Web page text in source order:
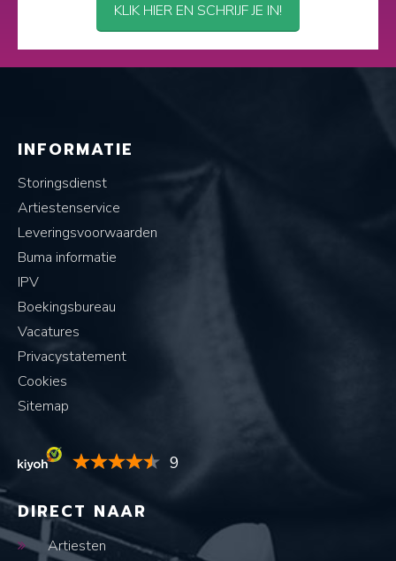
KLIK HIER EN SCHRIJF JE IN!
INFORMATIE
Storingsdienst
Artiestenservice
Leveringsvoorwaarden
Buma informatie
IPV
Boekingsbureau
Vacatures
Privacystatement
Cookies
Sitemap
9
DIRECT NAAR
Artiesten